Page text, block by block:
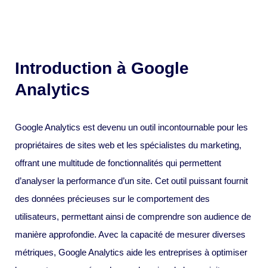
Introduction à Google
Analytics
Google Analytics est devenu un outil incontournable pour les
propriétaires de sites web et les spécialistes du marketing,
offrant une multitude de fonctionnalités qui permettent
d’analyser la performance d’un site. Cet outil puissant fournit
des données précieuses sur le comportement des
utilisateurs, permettant ainsi de comprendre son audience de
manière approfondie. Avec la capacité de mesurer diverses
métriques, Google Analytics aide les entreprises à optimiser